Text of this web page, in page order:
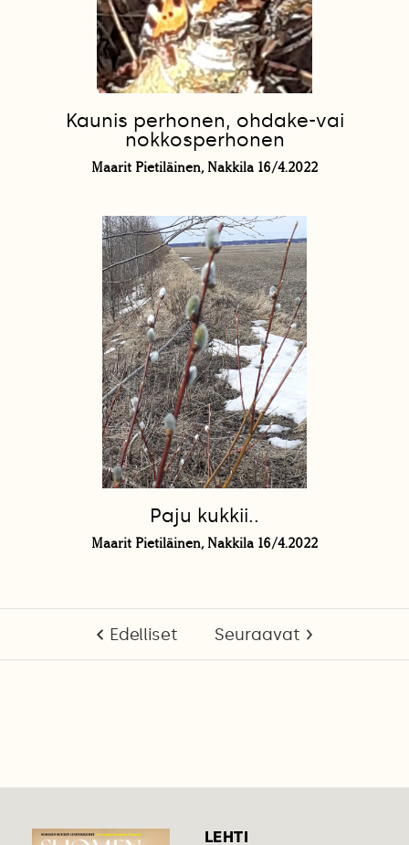
Kaunis perhonen, ohdake-vai
nokkosperhonen
Maarit Pietiläinen, Nakkila 16/4.2022
Paju kukkii..
Maarit Pietiläinen, Nakkila 16/4.2022
Edelliset Seuraavat
LEHTI